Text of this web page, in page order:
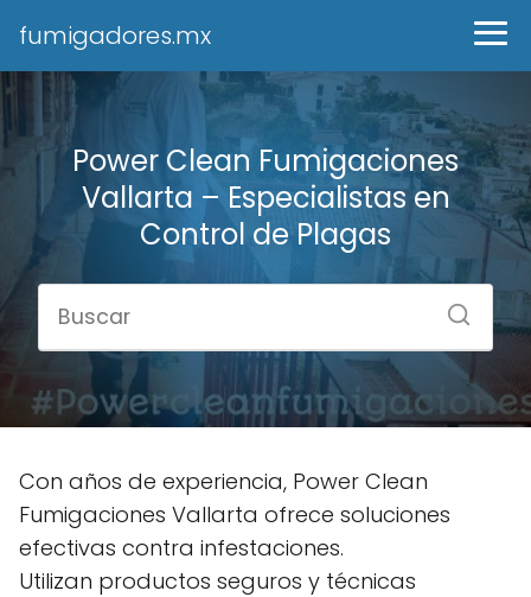
fumigadores.mx
Power Clean Fumigaciones
Vallarta – Especialistas en
Control de Plagas
Con años de experiencia, Power Clean
Fumigaciones Vallarta ofrece soluciones
efectivas contra infestaciones.
Utilizan productos seguros y técnicas